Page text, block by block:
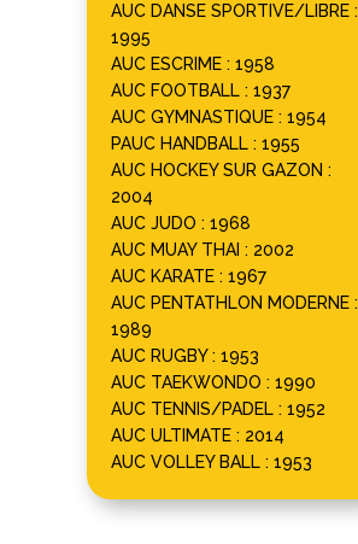
AUC DANSE SPORTIVE/LIBRE :
1995
AUC ESCRIME : 1958
AUC FOOTBALL : 1937
AUC GYMNASTIQUE : 1954
PAUC HANDBALL : 1955
AUC HOCKEY SUR GAZON :
2004
AUC JUDO : 1968
AUC MUAY THAI : 2002
AUC KARATE : 1967
AUC PENTATHLON MODERNE :
1989
AUC RUGBY : 1953
AUC TAEKWONDO : 1990
AUC TENNIS/PADEL : 1952
AUC ULTIMATE : 2014
AUC VOLLEY BALL : 1953